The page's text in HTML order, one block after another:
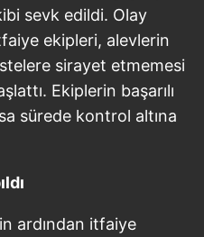
sevk edildi. Olay
ekipleri, alevlerin
sirayet etmemesi
Ekiplerin başarılı
sürede kontrol altına
ardından itfaiye